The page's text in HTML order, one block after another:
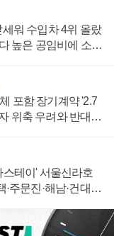
워 수입차 4위 올랐
높은 공임비에 소비
포함 장기계약 '2.7
위축 우려와 반대
테이' 서울신라호
주문진·해남·건대로